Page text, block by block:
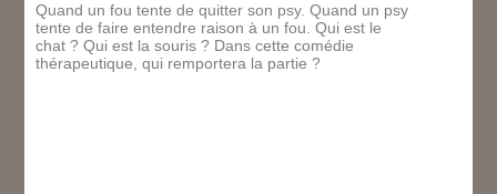
Quand un fou tente de quitter son psy. Quand un psy
tente de faire entendre raison à un fou. Qui est le
chat ? Qui est la souris ? Dans cette comédie
thérapeutique, qui remportera la partie ?